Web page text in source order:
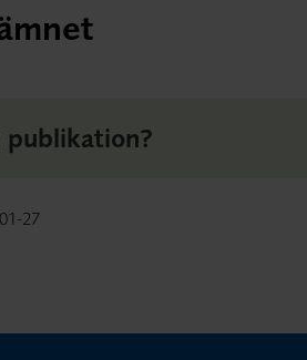
publikation?
27